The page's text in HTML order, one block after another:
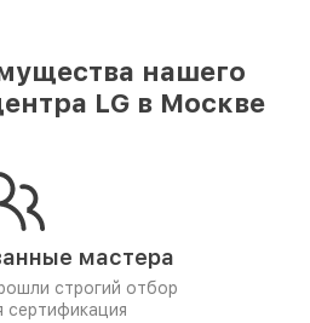
нашего
LG в Москве
мастера
строгий отбор
сертификация